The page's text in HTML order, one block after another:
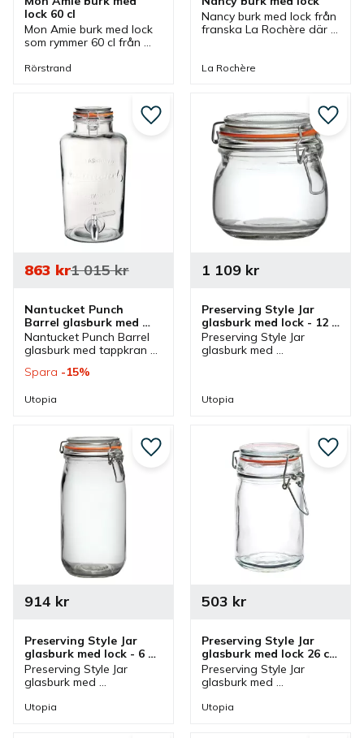
lock 60 cl
Mon Amie burk med lock
som rymmer 60 cl från
ingår i serien Mon Amie
Rörstrand
Nancy burk med lock från
franska La Rochère där
stilig glasburk som kan
La Rochère
Nantucket Punch
Barrel glasburk med
tappkran
Nantucket Punch Barrel
glasburk med tappkran
av olika drycker vid
användas i olika miljöer.
863 kr1 015kr
Spara 15%
Utopia
Lägg till i favoriter
Preserving Style Jar
glasburk med lock - 12
st/fp
Preserving Style Jar
glasburk med
och förvaring av olika
1 109kr
Utopia
Lägg
Preserving Style Jar
glasburk med lock - 6
st/fp
Preserving Style Jar
glasburk med
tätslutande lock som
914 kr
Utopia
Lägg till i favoriter
Preserving Style Jar
glasburk med lock 26 cl
- 12 st/fp
Preserving Style Jar
glasburk med
tätslutande lock som är
503 kr
Utopia
Lägg